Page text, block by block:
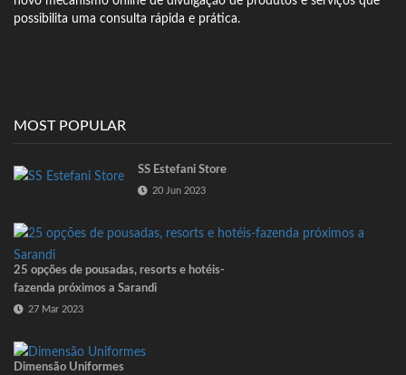
possibilita uma consulta rápida e prática.
MOST POPULAR
SS Estefani Store
20 Jun 2023
25 opções de pousadas, resorts e hotéis-
fazenda próximos a Sarandi
27 Mar 2023
Dimensão Uniformes